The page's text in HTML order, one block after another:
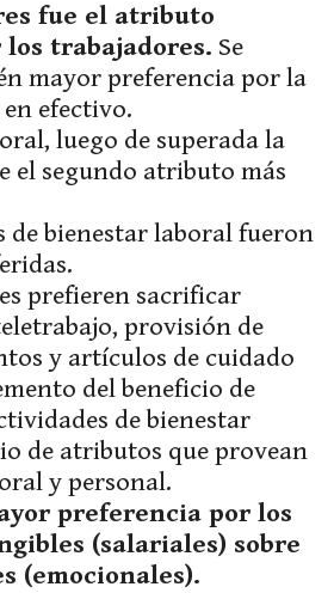
fue el atributo
trabajadores. Se
mayor preferencia por la
efectivo.
luego de superada la
el segundo atributo más
de bienestar laboral fueron
prefieren sacrificar
provisión de
y artículos de cuidado
del beneficio de
de bienestar
de atributos que provean
y personal.
preferencia por los
(salariales) sobre
(emocionales).